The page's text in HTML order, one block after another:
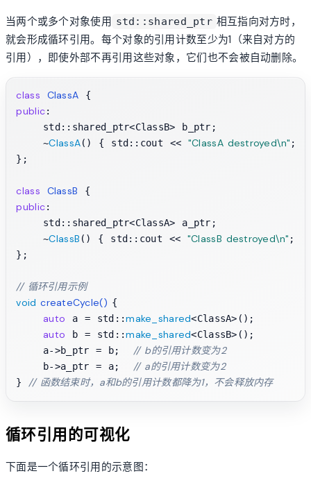
当两个或多个对象使用 std::shared_ptr 相互指向对方时，
就会形成循环引用。每个对象的引用计数至少为1（来自对方的
引用），即使外部不再引用这些对象，它们也不会被自动删除。
class ClassA
public:
    std::shared_ptr<ClassB> b_ptr;
    ~
ClassA() { std::cout << "ClassA destroyed\n" ; }
};
class ClassB
public:
    std::shared_ptr<ClassA> a_ptr;
    ~
ClassB () { std::cout << "ClassB destroyed\n" ; }
};
// 循环引用示例
void createCycle() {
auto a = std::make_shared<ClassA>();
auto b = std::make_shared<ClassB>();
    a->b_ptr = b;
// b的引用计数变为2
    b->a_ptr = a;
// a的引用计数变为2
} // 函数结束时，a和b的引用计数都降为1，不会释放内存
循环引用的可视化
下面是一个循环引用的示意图：